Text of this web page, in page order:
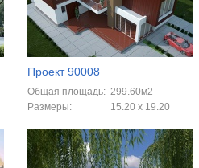
Проект 90008
Общая площадь: 299.60м2
Размеры:
15.20 x 19.20